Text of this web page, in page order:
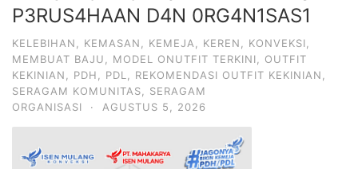
P3RUS4HAAN D4N 0RG4N1SAS1
KELEBIHAN KEMASAN KEMEJA KEREN KONVEKSI
MEMBUAT BAJU
MODEL ONUTFIT TERKINI
OUTFIT
KEKINIAN
PDH PDL REKOMENDASI OUTFIT KEKINIAN
SERAGAM KOMUNITAS
SERAGAM
ORGANISASI
· AGUSTUS 5, 2026